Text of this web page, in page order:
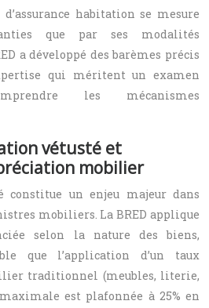
habitation se mesure
que par ses modalités
a développé des barèmes précis
qui méritent un examen
les mécanismes
vétusté et
mobilier
constitue un enjeu majeur dans
mobiliers. La BRED applique
selon la nature des biens,
que l’application d’un taux
traditionnel (meubles, literie,
est plafonnée à 25% en